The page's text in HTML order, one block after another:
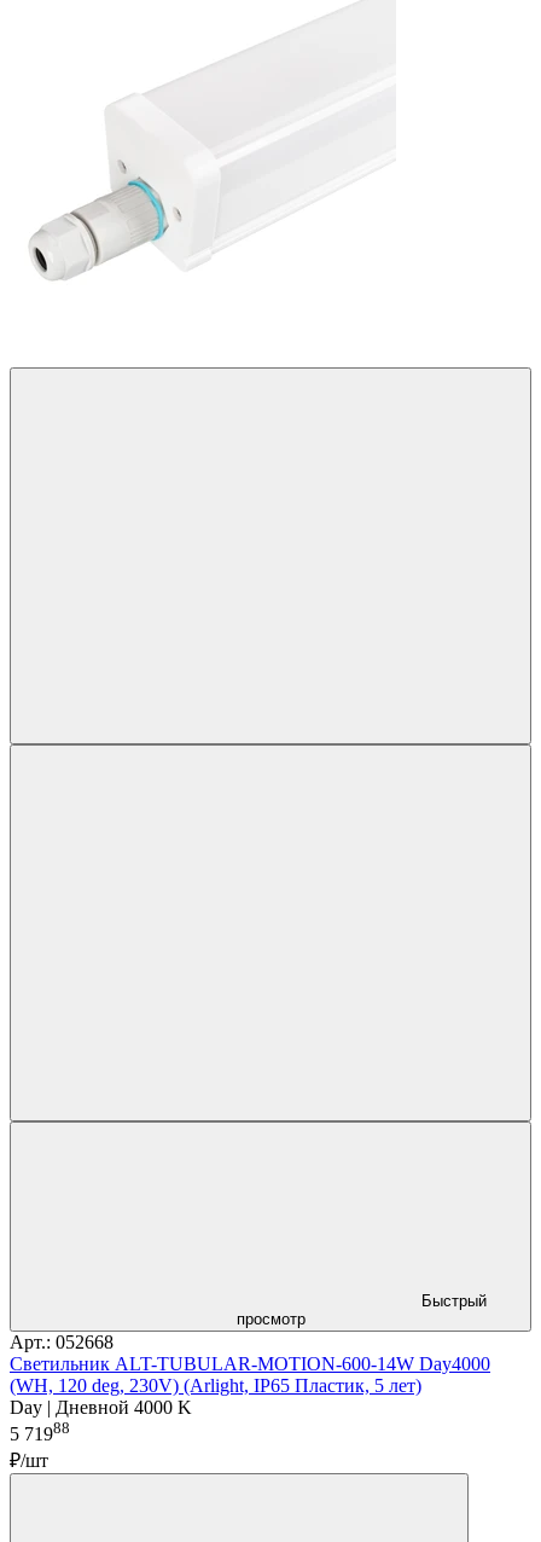
Быстрый
просмотр
Арт.: 052668
Светильник ALT-TUBULAR-MOTION-600-14W Day4000
(WH, 120 deg, 230V) (Arlight, IP65 Пластик, 5 лет)
Day | Дневной 4000 K
5 71988
₽/шт